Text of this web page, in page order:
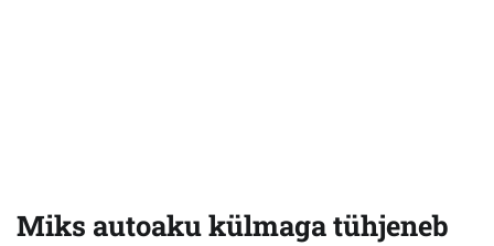
Miks autoaku külmaga tühjeneb